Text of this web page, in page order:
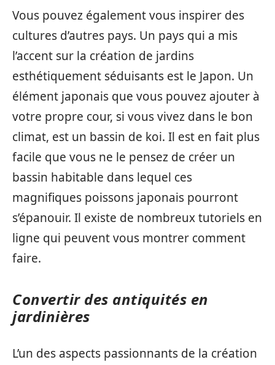
Vous pouvez également vous inspirer des
cultures d’autres pays. Un pays qui a mis
l’accent sur la création de jardins
esthétiquement séduisants est le Japon. Un
élément japonais que vous pouvez ajouter à
votre propre cour, si vous vivez dans le bon
climat, est un bassin de koi. Il est en fait plus
facile que vous ne le pensez de créer un
bassin habitable dans lequel ces
magnifiques poissons japonais pourront
s’épanouir. Il existe de nombreux tutoriels en
ligne qui peuvent vous montrer comment
faire.
Convertir des antiquités en
jardinières
L’un des aspects passionnants de la création